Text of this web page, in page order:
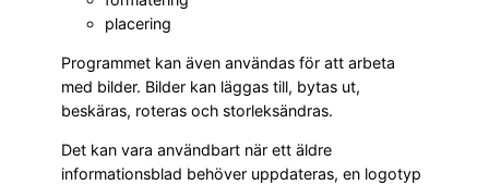
placering
Programmet kan även användas för att arbeta
med bilder. Bilder kan läggas till, bytas ut,
beskäras, roteras och storleksändras.
Det kan vara användbart när ett äldre
informationsblad behöver uppdateras, en logotyp